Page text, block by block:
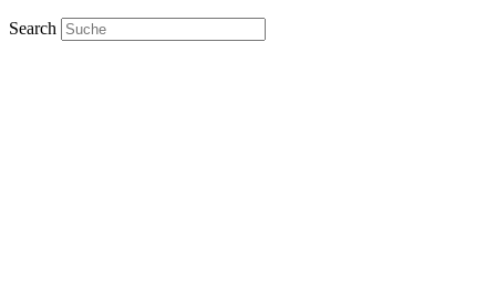
Search